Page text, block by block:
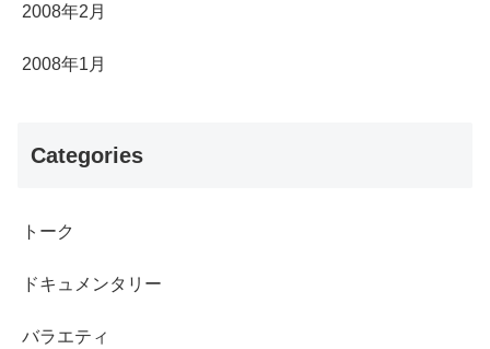
2008年2月
2008年1月
Categories
トーク
ドキュメンタリー
バラエティ